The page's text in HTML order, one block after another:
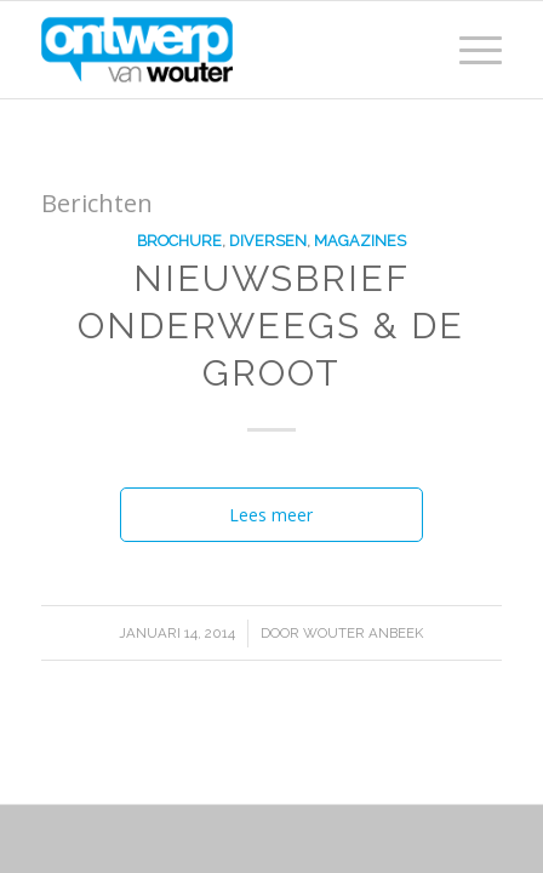
Berichten
BROCHURE, DIVERSEN, MAGAZINES
NIEUWSBRIEF
ONDERWEEGS & DE
GROOT
Lees meer
JANUARI 14, 2014
/ DOORWOUTER ANBEEK